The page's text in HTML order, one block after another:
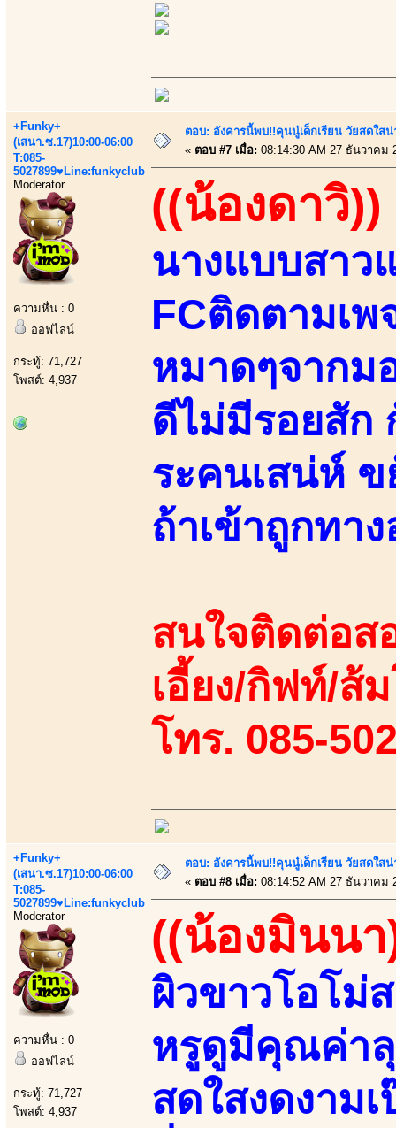
+Funky+
(เสนา.ซ.17)10:00-06:00
T:085-
5027899♥Line:funkyclub
Moderator
ความหื่น : 0
ออฟไลน์
กระทู้: 71,727
โพสต์: 4,937
ตอบ: อังคารนี้พบ!!คุนนู๋เด็กเรียน วัยสดใส
« ตอบ #7 เมื่อ: 08:14:30 AM 27 ธันวาคม
((น้องดาวิ))
นางแบบสาว
FCติดตามเพ
หมาดๆจากม
ดีไม่มีรอยสัก
ระคนเสน่ห์
ถ้าเข้าถูกทา
สนใจติดต่อส
เอี้ยง/กิฟท์/ส้
โทร. 085-
+Funky+
(เสนา.ซ.17)10:00-06:00
T:085-
5027899♥Line:funkyclub
Moderator
ความหื่น : 0
ออฟไลน์
กระทู้: 71,727
โพสต์: 4,937
ตอบ: อังคารนี้พบ!!คุนนู๋เด็กเรียน วัยสดใส
« ตอบ #8 เมื่อ: 08:14:52 AM 27 ธันวาคม
((น้องมินนา
ผิวขาวโอโม่
หรูดูมีคุณค่าลุ
สดใสงดงาม